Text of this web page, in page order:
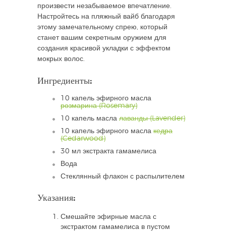
произвести незабываемое впечатление.
Настройтесь на пляжный вайб благодаря
этому замечательному спрею, который
станет вашим секретным оружием для
создания красивой укладки с эффектом
мокрых волос.
Ингредиенты:
10 капель эфирного масла
розмарина (Rosemary)
10 капель масла лаванды (Lavender)
10 капель эфирного масла кедра
(Cedarwood)
30 мл экстракта гамамелиса
Вода
Стеклянный флакон с распылителем
Указания:
Смешайте эфирные масла с
экстрактом гамамелиса в пустом